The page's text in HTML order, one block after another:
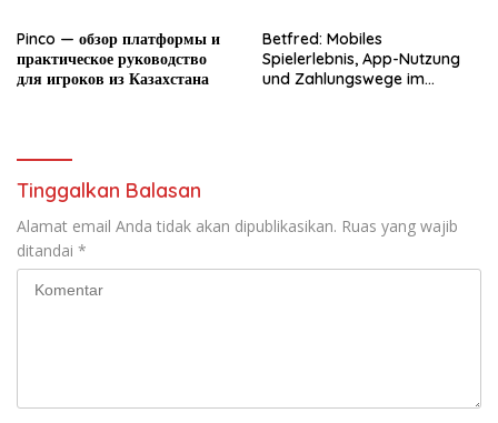
Pinco — обзор платформы и
практическое руководство
для игроков из Казахстана
Betfred: Mobiles
Spielerlebnis, App-Nutzung
und Zahlungswege im
Tinggalkan Balasan
Alamat email Anda tidak akan dipublikasikan. Ruas yang wajib
ditandai *